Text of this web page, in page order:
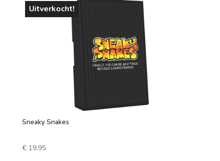
Uitverkocht!
Sneaky Snakes
€19,95